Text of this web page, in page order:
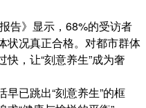
告》显示，68%的受访者
状况真正合格。对都市群体
，让“刻意养生”成为奢
已跳出“刻意养生”的框